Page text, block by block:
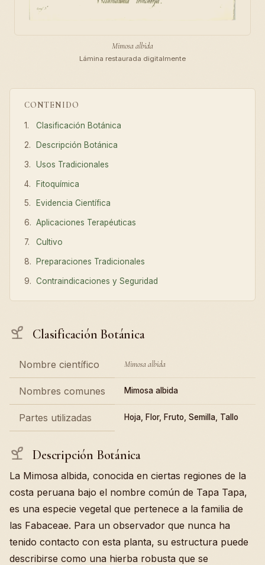
CONTENIDO
Clasificación Botánica
Descripción Botánica
Usos Tradicionales
Fitoquímica
Evidencia Científica
Aplicaciones Terapéuticas
Cultivo
Preparaciones Tradicionales
Contraindicaciones y Seguridad
Clasificación Botánica
Nombre científico Mimosa albida
Nombres comunes Mimosa albida
Partes utilizadas Hoja, Flor, Fruto, Semilla, Tallo
Descripción Botánica
La Mimosa albida, conocida en ciertas regiones de la
costa peruana bajo el nombre común de Tapa Tapa,
es una especie vegetal que pertenece a la familia de
las Fabaceae. Para un observador que nunca ha
tenido contacto con esta planta, su estructura puede
describirse como una hierba robusta que se
Mimosa albida
Lámina restaurada digitalmente